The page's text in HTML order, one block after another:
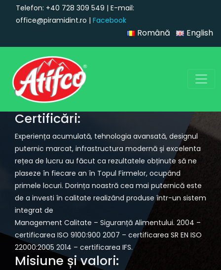
Telefon: +40 728 309 549 | E-mail:
office@piramidint.ro | Facebook
Română English
Navigare principală
Certificări:
Experiența acumulată, tehnologia avansată, designul
puternic marcat, infrastructura modernă și excelenta
rețea de lucru au făcut ca rezultatele obținute să ne
plaseze în fiecare an în Topul Firmelor, ocupând
primele locuri. Dorința noastră cea mai puternică este
de a investi în calitate realizând produse într-un sistem
integrat de
Management Calitate – Siguranță Alimentului. 2004 –
certificarea ISO 9100:900 2007 – certificarea SR EN ISO
22000:2005 2014 – certificarea IFS.
Misiune și valori: